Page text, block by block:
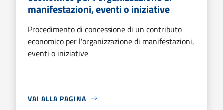
manifestazioni, eventi o iniziative
Procedimento di concessione di un contributo
economico per l'organizzazione di manifestazioni,
eventi o iniziative
VAI ALLA PAGINA